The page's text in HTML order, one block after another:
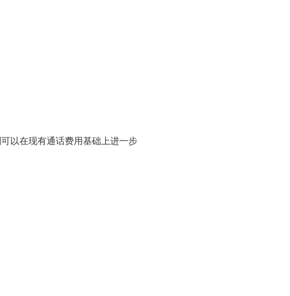
以在现有通话费用基础上进一步